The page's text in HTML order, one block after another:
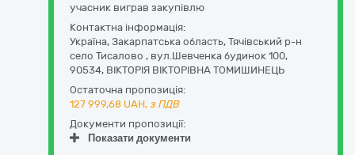
учасник виграв закупівлю
Контактна інформація:
Україна, Закарпатська область, Тячівський р-н
село Тисалово , вул.Шевченка будинок 100,
90534, ВІКТОРІЯ ВІКТОРІВНА ТОМИШИНЕЦЬ
Остаточна пропозиція:
127 999,68 UAH, з ПДВ
Документи пропозиції:
Показати документи